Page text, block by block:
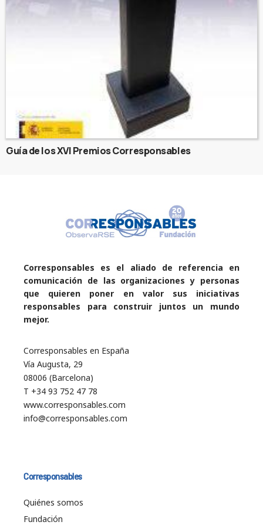
Guía de los XVI Premios Corresponsables
Corresponsables es el aliado de referencia en
comunicación de las organizaciones y personas
que quieren poner en valor sus iniciativas
responsables para construir juntos un mundo
mejor.
Corresponsables en España
Vía Augusta, 29
08006 (Barcelona)
T +34 93 752 47 78
www.corresponsables.com
info@corresponsables.com
Corresponsables
Quiénes somos
Fundación